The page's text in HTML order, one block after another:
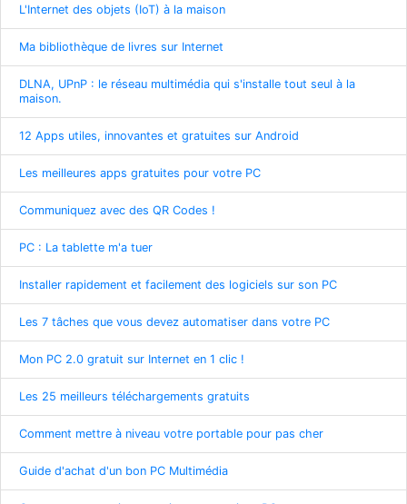
L'Internet des objets (IoT) à la maison
Ma bibliothèque de livres sur Internet
DLNA, UPnP : le réseau multimédia qui s'installe tout seul à la
maison.
12 Apps utiles, innovantes et gratuites sur Android
Les meilleures apps gratuites pour votre PC
Communiquez avec des QR Codes !
PC : La tablette m'a tuer
Installer rapidement et facilement des logiciels sur son PC
Les 7 tâches que vous devez automatiser dans votre PC
Mon PC 2.0 gratuit sur Internet en 1 clic !
Les 25 meilleurs téléchargements gratuits
Comment mettre à niveau votre portable pour pas cher
Guide d'achat d'un bon PC Multimédia